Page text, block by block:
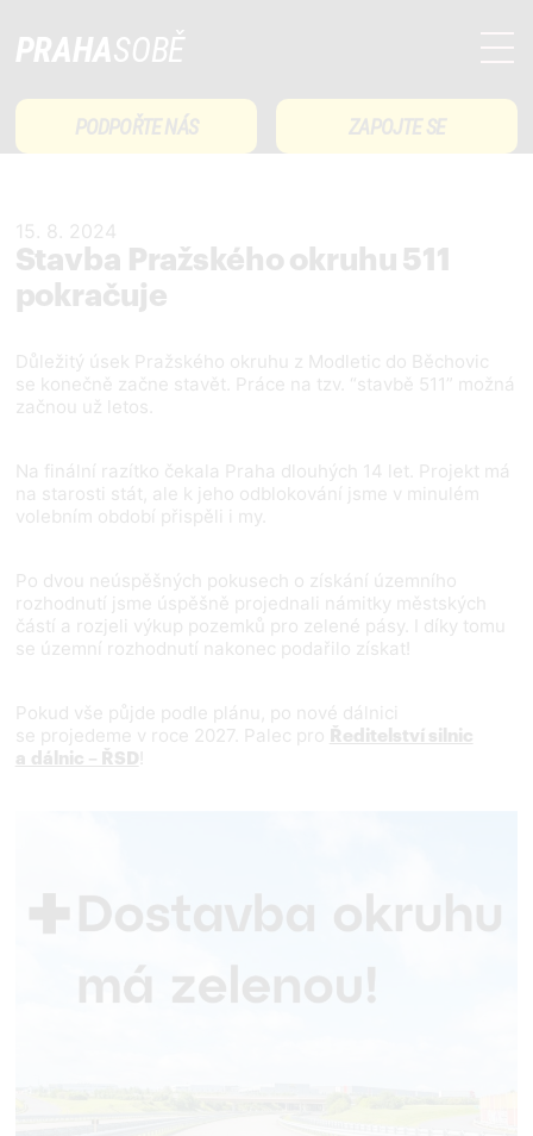
PRAHASOBĚ
PODPOŘTE NÁS ZAPOJTE SE
15. 8. 2024
Stavba Pražského okruhu 511
pokračuje
Důležitý úsek Pražského okruhu z Modletic do Běchovic
se konečně začne stavět. Práce na tzv. “stavbě 511” možná
začnou už letos.
Na finální razítko čekala Praha dlouhých 14 let. Projekt má
na starosti stát, ale k jeho odblokování jsme v minulém
volebním období přispěli i my.
Po dvou neúspěšných pokusech o získání územního
rozhodnutí jsme úspěšně projednali námitky městských
částí a rozjeli výkup pozemků pro zelené pásy. I díky tomu
se územní rozhodnutí nakonec podařilo získat!
Pokud vše půjde podle plánu, po nové dálnici
se projedeme v roce 2027. Palec pro
Ředitelství silnic
a dálnic – ŘSD